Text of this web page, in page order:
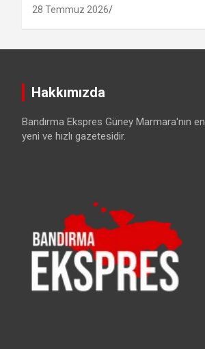
28 Temmuz 2026
Hakkımızda
Bandırma Ekspres Güney Marmara'nın en
yeni ve hızlı gazetesidir.